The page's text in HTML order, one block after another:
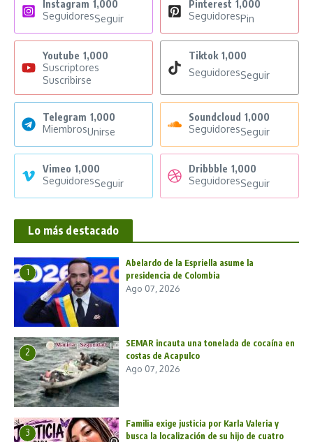
Instagram 1,000
SeguidoresSeguir
Pinterest 1,000
SeguidoresPin
Youtube 1,000
Suscriptores
Suscribirse
Tiktok 1,000
SeguidoresSeguir
Telegram 1,000
MiembrosUnirse
Soundcloud 1,000
SeguidoresSeguir
Vimeo 1,000
SeguidoresSeguir
Dribbble 1,000
SeguidoresSeguir
Lo más destacado
1
Abelardo de la Espriella asume la
presidencia de Colombia
Ago 07, 2026
2
SEMAR incauta una tonelada de cocaína en
costas de Acapulco
Ago 07, 2026
3
Familia exige justicia por Karla Valeria y
busca la localización de su hijo de cuatro